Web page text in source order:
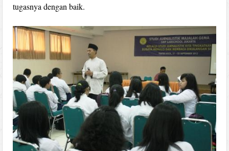
tugasnya dengan baik.